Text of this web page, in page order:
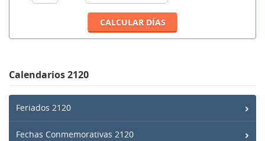
Calendarios 2120
Feriados 2120
Fechas Conmemorativas 2120